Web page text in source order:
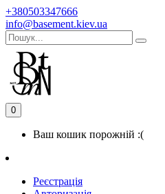
+380503347666
info@basement.kiev.ua
0
Ваш кошик порожній :(
Реєстрація